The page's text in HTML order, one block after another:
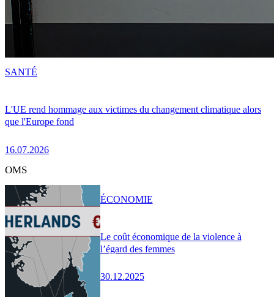
L'UE rend hommage aux victimes du changement climatique alors
que l'Europe fond
16.07.2026
SANTÉ
OMS
Le coût économique de la violence à
l’égard des femmes
30.12.2025
ÉCONOMIE